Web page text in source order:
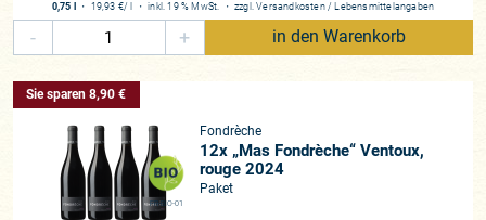
0,75 l ・ 19,93 €/ l ・inkl. 19 % MwSt. ・ zzgl.Versandkosten / Lebensmittelangaben
- + in den Warenkorb
FR-BIO-01
Sie sparen 8,90 €
Fondrèche
12x „Mas Fondrèche“ Ventoux,
rouge 2024
Paket